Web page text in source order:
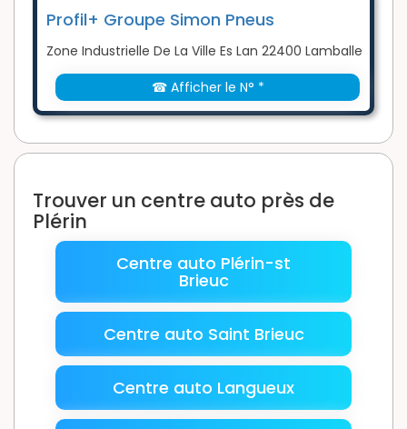
Profil+ Groupe Simon Pneus
Zone Industrielle De La Ville Es Lan 22400 Lamballe
☎ Afficher le N° *
Trouver un centre auto près de
Plérin
Centre auto Plérin-st
Brieuc
Centre auto Saint Brieuc
Centre auto Langueux